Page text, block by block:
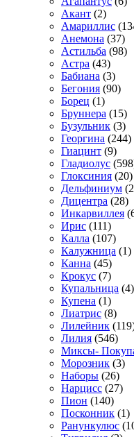
Акант (2)
Амариллис
Анемона (37)
Астильба (98)
Астра (43)
Бабиана (3)
Бегония (90)
Борец (1)
Бруннера (15)
Бузульник (3)
Георгина (244)
Гиацинт (9)
Гладиолус
Глоксиния (20)
Дельфиниум
Дицентра (28)
Инкарвиллея
Ирис (111)
Калла (107)
Калужница (1)
Канна (45)
Крокус (7)
Купальница (4)
Купена (1)
Лиатрис (8)
Лилейник
Лилия (546)
Миксы-
Морозник (3)
Наборы (26)
Нарцисс (27)
Пион (140)
Посконник (1)
Ранункулюс